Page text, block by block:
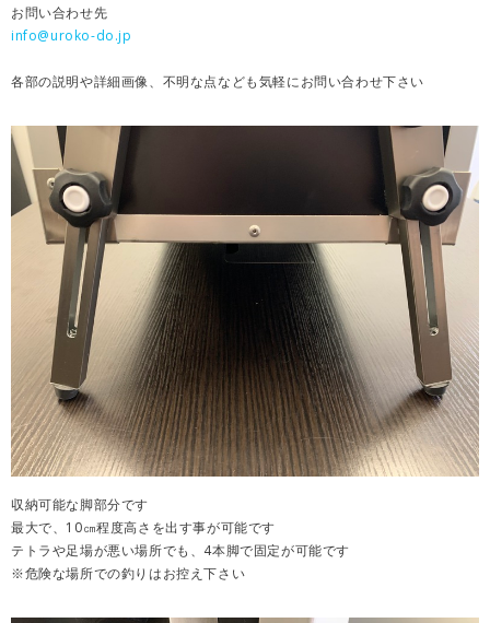
お問い合わせ先
info@uroko-do.jp
各部の説明や詳細画像、不明な点なども気軽にお問い合わせ下さい
収納可能な脚部分です
最大で、10㎝程度高さを出す事が可能です
テトラや足場が悪い場所でも、4本脚で固定が可能です
※危険な場所での釣りはお控え下さい